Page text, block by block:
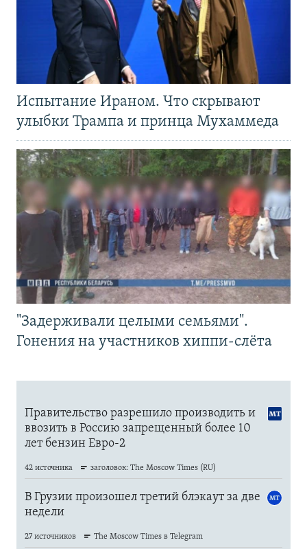
Испытание Ираном. Что скрывают
улыбки Трампа и принца Мухаммеда
"Задерживали целыми семьями".
Гонения на участников хиппи-слёта